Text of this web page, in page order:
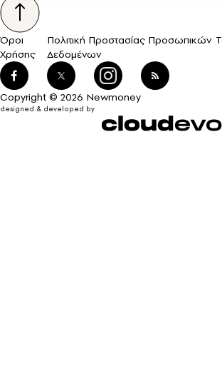
Όροι
Χρήσης
Πολιτική Προστασίας Προσωπικών
Δεδομένων
Copyright © 2026 Newmoney
designed & developed by